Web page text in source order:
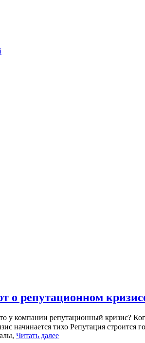
о репутационном
у компании репутационный кризис?
начинается тихо Репутация
Читать далее